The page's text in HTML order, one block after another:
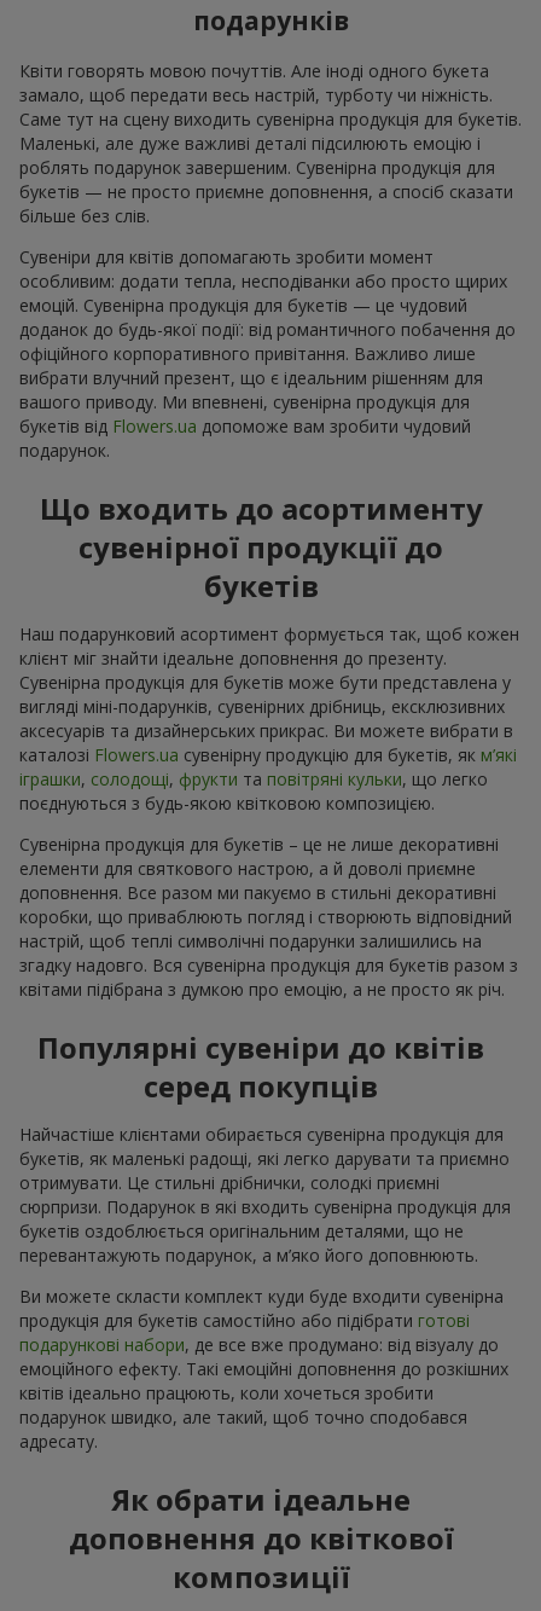
подарунків
Квіти говорять мовою почуттів. Але іноді одного букета
замало, щоб передати весь настрій, турботу чи ніжність.
Саме тут на сцену виходить сувенірна продукція для букетів.
Маленькі, але дуже важливі деталі підсилюють емоцію і
роблять подарунок завершеним. Сувенірна продукція для
букетів — не просто приємне доповнення, а спосіб сказати
більше без слів.
Сувеніри для квітів допомагають зробити момент
особливим: додати тепла, несподіванки або просто щирих
емоцій. Сувенірна продукція для букетів — це чудовий
доданок до будь-якої події: від романтичного побачення до
офіційного корпоративного привітання. Важливо лише
вибрати влучний презент, що є ідеальним рішенням для
вашого приводу. Ми впевнені, сувенірна продукція для
букетів від Flowers.ua допоможе вам зробити чудовий
подарунок.
Що входить до асортименту
сувенірної продукції до
букетів
Наш подарунковий асортимент формується так, щоб кожен
клієнт міг знайти ідеальне доповнення до презенту.
Сувенірна продукція для букетів може бути представлена у
вигляді міні-подарунків, сувенірних дрібниць, ексклюзивних
аксесуарів та дизайнерських прикрас. Ви можете вибрати в
каталозі Flowers.ua cувенірну продукцію для букетів, як м’які
іграшки, солодощі, фрукти та повітряні кульки, що легко
поєднуються з будь-якою квітковою композицією.
Сувенірна продукція для букетів – це не лише декоративні
елементи для святкового настрою, а й доволі приємне
доповнення. Все разом ми пакуємо в стильні декоративні
коробки, що приваблюють погляд і створюють відповідний
настрій, щоб теплі символічні подарунки залишились на
згадку надовго. Вся сувенірна продукція для букетів разом з
квітами підібрана з думкою про емоцію, а не просто як річ.
Популярні сувеніри до квітів
серед покупців
Найчастіше клієнтами обирається сувенірна продукція для
букетів, як маленькі радощі, які легко дарувати та приємно
отримувати. Це стильні дрібнички, солодкі приємні
сюрпризи. Подарунок в які входить сувенірна продукція для
букетів оздоблюється оригінальним деталями, що не
перевантажують подарунок, а м’яко його доповнюють.
Ви можете скласти комплект куди буде входити сувенірна
продукція для букетів самостійно або підібрати готові
подарункові набори, де все вже продумано: від візуалу до
емоційного ефекту. Такі емоційні доповнення до розкішних
квітів ідеально працюють, коли хочеться зробити
подарунок швидко, але такий, щоб точно сподобався
адресату.
Як обрати ідеальне
доповнення до квіткової
композиції